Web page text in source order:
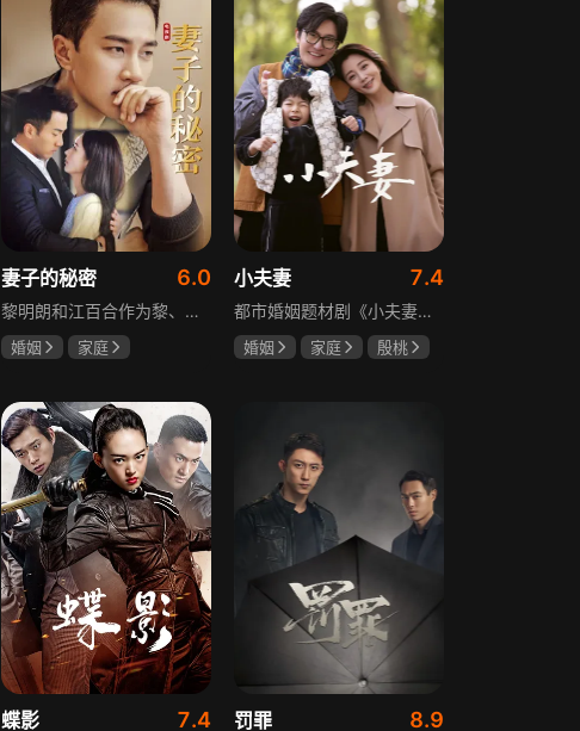
妻子的秘密 6.0
黎明朗和江百合作为黎、江两大集团的继承人，即将订婚，一场完美婚姻却在一日之间沦为悲剧前奏。订婚当日变故夺去百合父母生命，她临危受命挑起江氏重担，明朗不顾家人反对将她接进黎家。黎母想赶走百合，秘书宁夏誓夺回明朗，大哥黎天图谋篡夺黎氏家产，三个家庭命运就此牵动。千万巨债、身世之谜、婆媳之争、丧子之痛等接踵而至，明朗与百合的爱情历经重重危机，迷失的错爱能否被真情指引。
婚姻
家庭
小夫妻 7.4
都市婚姻题材剧《小夫妻》围绕经营十年婚姻的周全与车莉展开，原本家庭美满的二人突遭变故：周全怀才不遇还意外被裁员，车莉则被迫赶鸭子上架仓促创业，不可预期的生活变动让他们的婚姻陷入僵局。而立之年的两人，在现实压力与情感拉扯中挣扎，面临诸多矛盾与考验，他们能否重新调整生活节奏，修复婚姻关系，回到幸福生活的轨道，是该剧的核心看点。
婚姻 家庭
殷桃
蝶影 7.4 罚罪 8.9